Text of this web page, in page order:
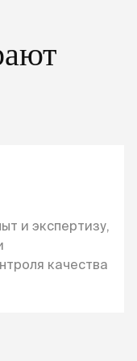
и экспертизу,
качества